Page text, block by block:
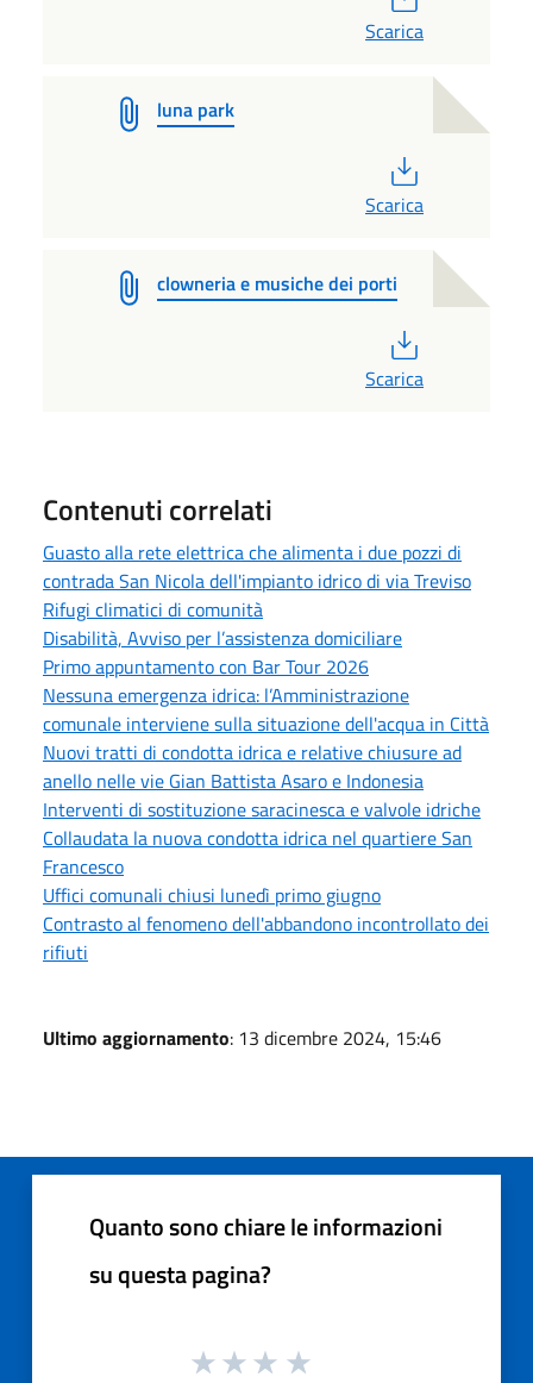
Scarica
luna park
Scarica
clowneria e musiche dei porti
Scarica
Contenuti correlati
Guasto alla rete elettrica che alimenta i due pozzi di
contrada San Nicola dell'impianto idrico di via Treviso
Rifugi climatici di comunità
Disabilità, Avviso per l’assistenza domiciliare
Primo appuntamento con Bar Tour 2026
Nessuna emergenza idrica: l’Amministrazione
comunale interviene sulla situazione dell'acqua in Città
Nuovi tratti di condotta idrica e relative chiusure ad
anello nelle vie Gian Battista Asaro e Indonesia
Interventi di sostituzione saracinesca e valvole idriche
Collaudata la nuova condotta idrica nel quartiere San
Francesco
Uffici comunali chiusi lunedì primo giugno
Contrasto al fenomeno dell'abbandono incontrollato dei
rifiuti
Ultimo aggiornamento: 13 dicembre 2024, 15:46
Quanto sono chiare le informazioni
su questa pagina?